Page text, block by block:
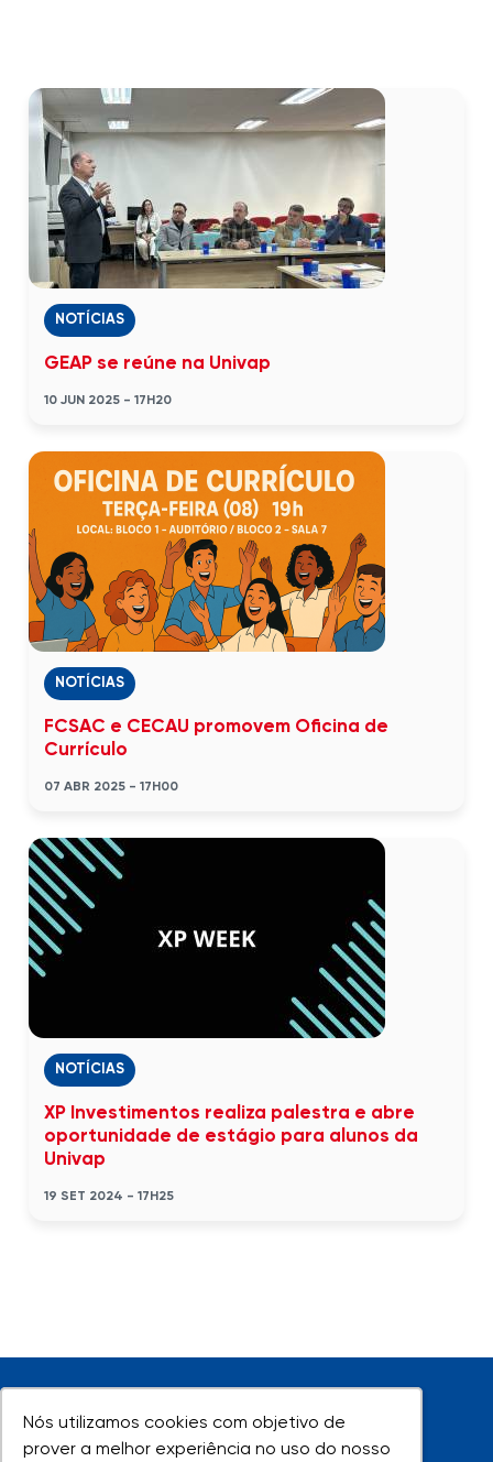
Nós utilizamos cookies com objetivo de
prover a melhor experiência no uso do nosso
Nós utilizamos cookies com objetivo de
prover a melhor experiência no uso do nosso
NOTÍCIAS
GEAP se reúne na Univap
10 JUN 2025 - 17H20
NOTÍCIAS
FCSAC e CECAU promovem Oficina de
Currículo
07 ABR 2025 - 17H00
NOTÍCIAS
XP Investimentos realiza palestra e abre
oportunidade de estágio para alunos da
Univap
19 SET 2024 - 17H25